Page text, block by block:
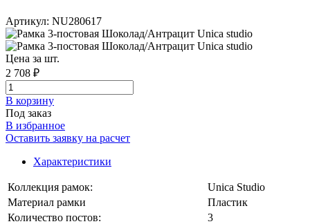
Артикул: NU280617
Цена за шт.
2 708 ₽
В корзинy
Под заказ
В избранное
Оставить заявку на расчет
Характеристики
Коллекция рамок:
Unica Studio
Материал рамки
Пластик
Количество постов:
3